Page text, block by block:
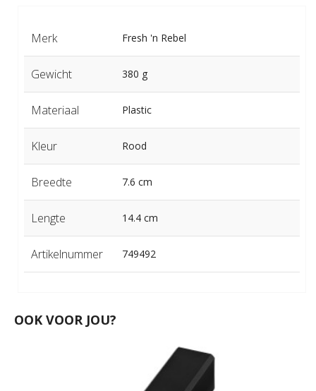
Merk Fresh 'n Rebel
Gewicht 380 g
Materiaal Plastic
Kleur Rood
Breedte 7.6 cm
Lengte 14.4 cm
Artikelnummer 749492
OOK VOOR JOU?